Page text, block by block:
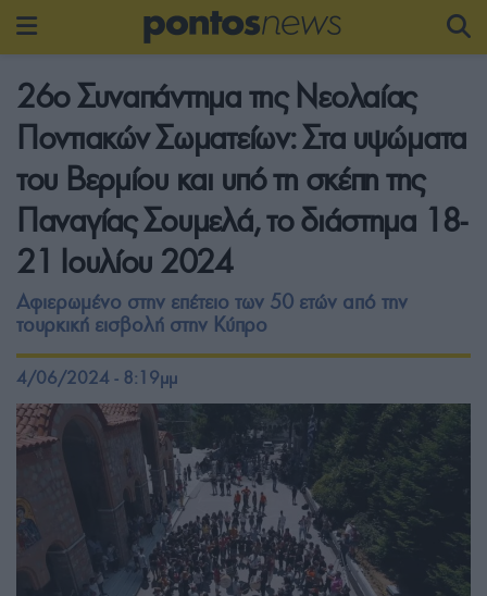
26ο Συναπάντημα της Νεολαίας
Ποντιακών Σωματείων: Στα υψώματα
του Βερμίου και υπό τη σκέπη της
Παναγίας Σουμελά, το διάστημα 18-
21 Ιουλίου 2024
Αφιερωμένο στην επέτειο των 50 ετών από την
τουρκική εισβολή στην Κύπρο
4/06/2024 - 8:19μμ